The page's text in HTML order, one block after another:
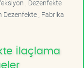
, Dezenfekte
Dezenfekte , Fabrika
İlaçlama